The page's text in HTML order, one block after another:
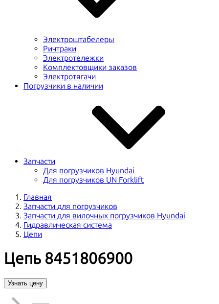
Электроштабелеры
Ричтраки
Электротележки
Комплектовщики заказов
Электротягачи
Погрузчики в наличии
Запчасти
Для погрузчиков Hyundai
Для погрузчиков UN Forklift
Главная
Запчасти для погрузчиков
Запчасти для вилочных погрузчиков Hyundai
Гидравлическая система
Цепи
Цепь 8451806900
Узнать цену